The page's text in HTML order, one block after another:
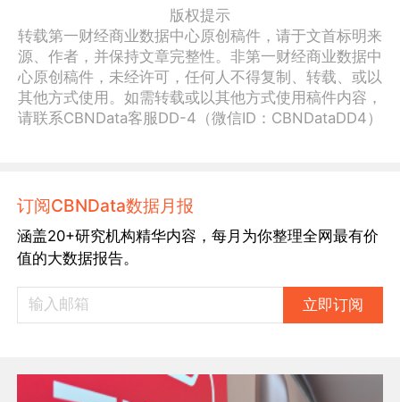
版权提示
转载第一财经商业数据中心原创稿件，请于文首标明来
源、作者，并保持文章完整性。非第一财经商业数据中
心原创稿件，未经许可，任何人不得复制、转载、或以
其他方式使用。如需转载或以其他方式使用稿件内容，
请联系CBNData客服DD-4（微信ID：CBNDataDD4）
订阅CBNData数据月报
涵盖20+研究机构精华内容，每月为你整理全网最有价
值的大数据报告。
立即订阅